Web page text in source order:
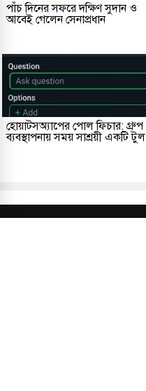
পাঁচ দিনের সফরে দক্ষিণ সুদান ও
আবেই গেলেন সেনাপ্রধান
হোয়াটসঅ্যাপের পোল ফিচার: গ্রুপ
ব্যবস্থাপনায় সময় সাশ্রয়ী একটি টুল